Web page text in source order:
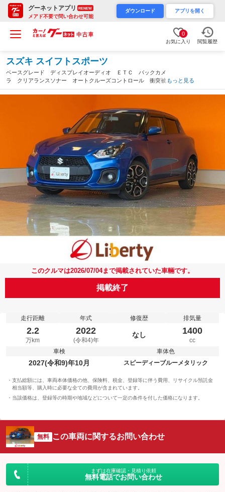
グーネットアプリ RENEW
メアド不要で問い合わせ可能
ダウンロード アプリを開く
0
お気に入り 閲覧履歴
スズキ スイフトスポーツ
ベースグレード ディスプレイオーディオ ＥＴＣ バックカメ
ラ クリアランスソナー オートクルーズコントロール 衝突被害
軽減システム アルミホイール オートライト ＬＥＤヘッドラン
プ スマートキー 電動格納ミラー（三重県）
もっと見る
このクルマは2026/07/04まで掲載されていた車輛です。
掲載終了
走行距離
2.2
万km
年式
2022
(令和4)年
修復歴
なし
排気量
1400
cc
車検
2027(令和9)年10月
車体色
スピーディーブルーメタリック
支払総額には、車両本体価格の他、保険料、税金、登録等に伴う費用、リサイクル預託金
相当額等、購入時に必要な全ての費用が含まれています。
当該価格は、登録等の時期や地域などについて一定の条件を付した価格になります。
無料 この車両に関するお問い合わせ
まずは在庫確認・見積り依頼
無料電話でお問い合わせ